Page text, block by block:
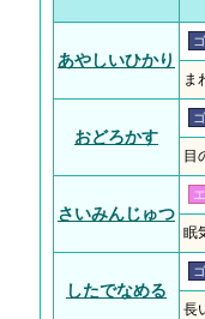
あやしいひかり
ま
おどろかす
目
さいみんじゅつ
眠
したでなめる
長